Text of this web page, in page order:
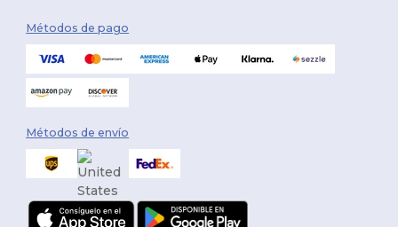
Métodos de pago
Métodos de envío